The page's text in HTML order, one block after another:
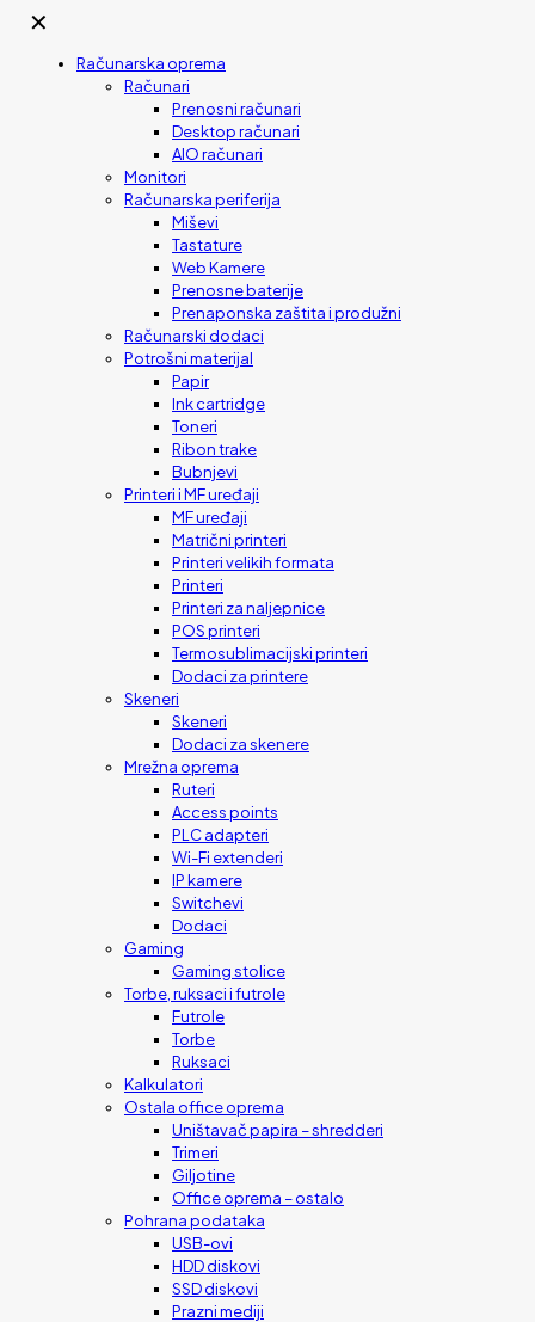
✕
Računarska oprema
Računari
Prenosni računari
Desktop računari
AIO računari
Monitori
Računarska periferija
Miševi
Tastature
Web Kamere
Prenosne baterije
Prenaponska zaštita i produžni
Računarski dodaci
Potrošni materijal
Papir
Ink cartridge
Toneri
Ribon trake
Bubnjevi
Printeri i MF uređaji
MF uređaji
Matrični printeri
Printeri velikih formata
Printeri
Printeri za naljepnice
POS printeri
Termosublimacijski printeri
Dodaci za printere
Skeneri
Skeneri
Dodaci za skenere
Mrežna oprema
Ruteri
Access points
PLC adapteri
Wi-Fi extenderi
IP kamere
Switchevi
Dodaci
Gaming
Gaming stolice
Torbe, ruksaci i futrole
Futrole
Torbe
Ruksaci
Kalkulatori
Ostala office oprema
Uništavač papira – shredderi
Trimeri
Giljotine
Office oprema – ostalo
Pohrana podataka
USB-ovi
HDD diskovi
SSD diskovi
Prazni mediji